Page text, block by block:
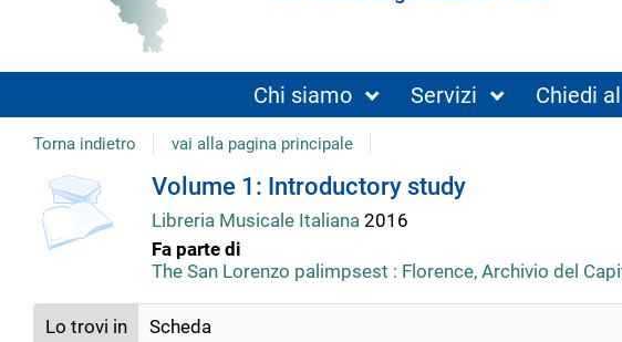
Chi siamo Servizi Chiedi
Torna indietro vai alla pagina principale
Dettaglio
del
documento
copertina Volume 1: Introductory study
Libreria Musicale Italiana 2016
Fa parte di
The San Lorenzo palimpsest : Florence, Archivio del
Lo trovi in Scheda